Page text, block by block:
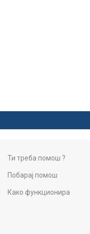
Ти треба помош ?
Побарај помош
Како функционира